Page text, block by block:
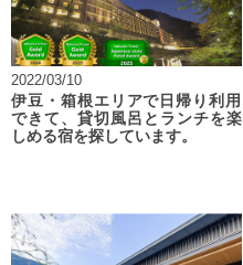
2022/03/10
伊豆・箱根エリアで日帰り利用
できて、貸切風呂とランチを楽
しめる宿を探しています。